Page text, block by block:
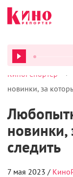
ВСЕ ПОДКАСТЫ
КиноРепортер >
новинки, за
новинки,
следить
7 мая 2023 /